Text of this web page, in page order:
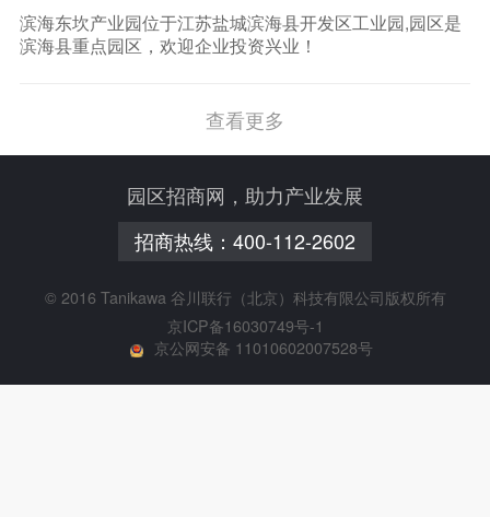
滨海东坎产业园位于江苏盐城滨海县开发区工业园,园区是
滨海县重点园区，欢迎企业投资兴业！
查看更多
园区招商网，助力产业发展
招商热线： 400-112-2602
© 2016 Tanikawa 谷川联行（北京）科技有限公司版权所有
京ICP备16030749号-1
京公网安备 11010602007528号